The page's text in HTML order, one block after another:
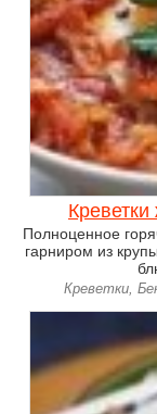
Полноценное
гарниром из
Креветки,